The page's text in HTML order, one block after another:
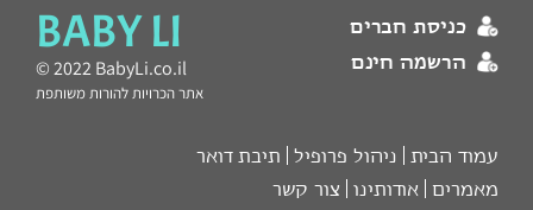
כניסת חברים
הרשמה חינם
BABY LI
© 2022 BabyLi.co.il
אתר הכרויות להורות משותפת
עמוד הבית ניהול פרופיל
תיבת דואר
מאמרים
אודותינו צור קשר